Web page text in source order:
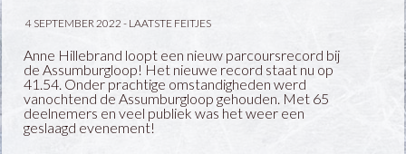
4 SEPTEMBER 2022 - LAATSTE FEITJES
Anne Hillebrand loopt een nieuw parcoursrecord bij
de Assumburgloop! Het nieuwe record staatnu op
41.54. Onder prachtige omstandigheden werd
vanochtend de Assumburgloop gehouden. Met 65
deelnemers en veel publiek was het weer een
geslaagd evenement!